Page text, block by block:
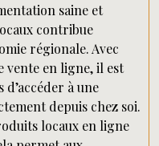
saine et
contribue
régionale. Avec
vente en ligne, il est
à une
depuis chez soi.
locaux en ligne